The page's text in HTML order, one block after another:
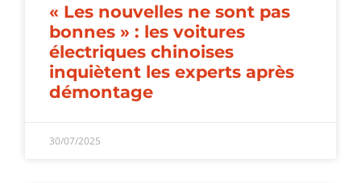
« Les nouvelles ne sont pas
bonnes » : les voitures
électriques chinoises
inquiètent les experts après
démontage
30/07/2025